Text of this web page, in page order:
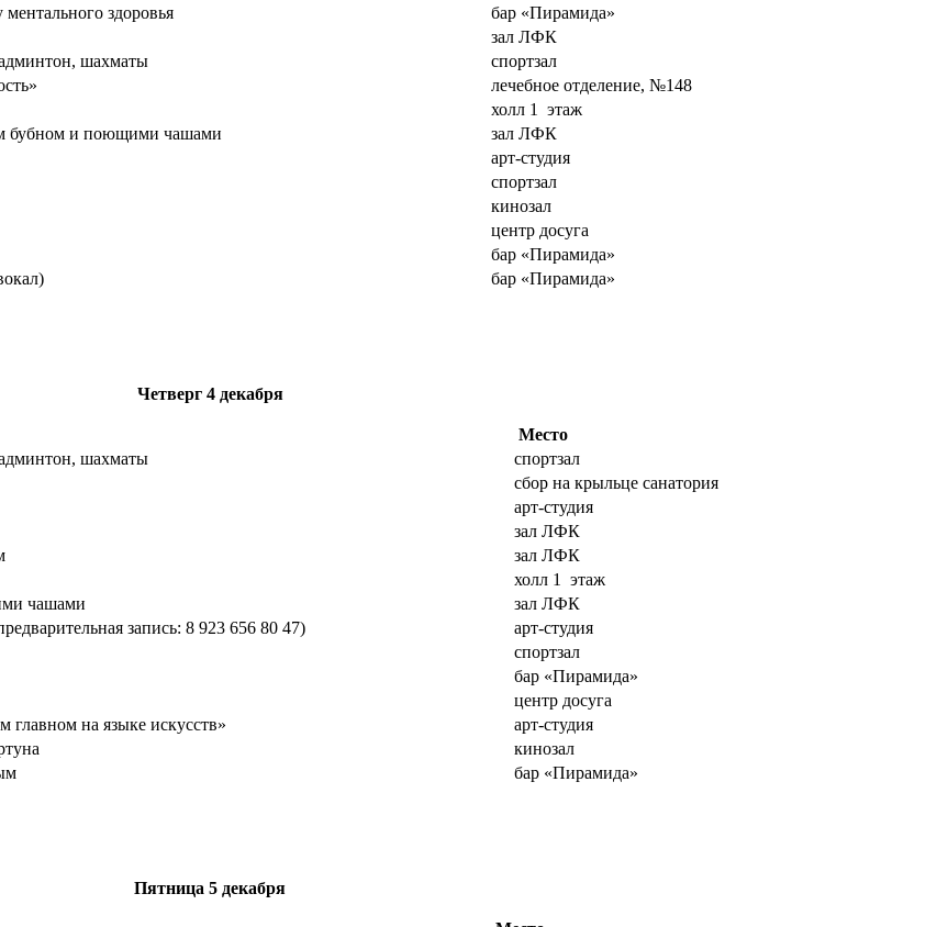
здоровья
бар «Пирамида»
зал ЛФК
шахматы
спортзал
лечебное отделение, №148
холл 1 этаж
бубном и поющими чашами
зал ЛФК
арт-студия
спортзал
кинозал
центр досуга
бар «Пирамида»
бар «Пирамида»
Четверг 4 декабря
Место
шахматы
спортзал
сбор на крыльце санатория
арт-студия
зал ЛФК
зал ЛФК
холл 1 этаж
чашами
зал ЛФК
запись: 8 923 656 80 47)
арт-студия
спортзал
бар «Пирамида»
центр досуга
главном на языке искусств»
арт-студия
кинозал
бар «Пирамида»
Пятница 5 декабря